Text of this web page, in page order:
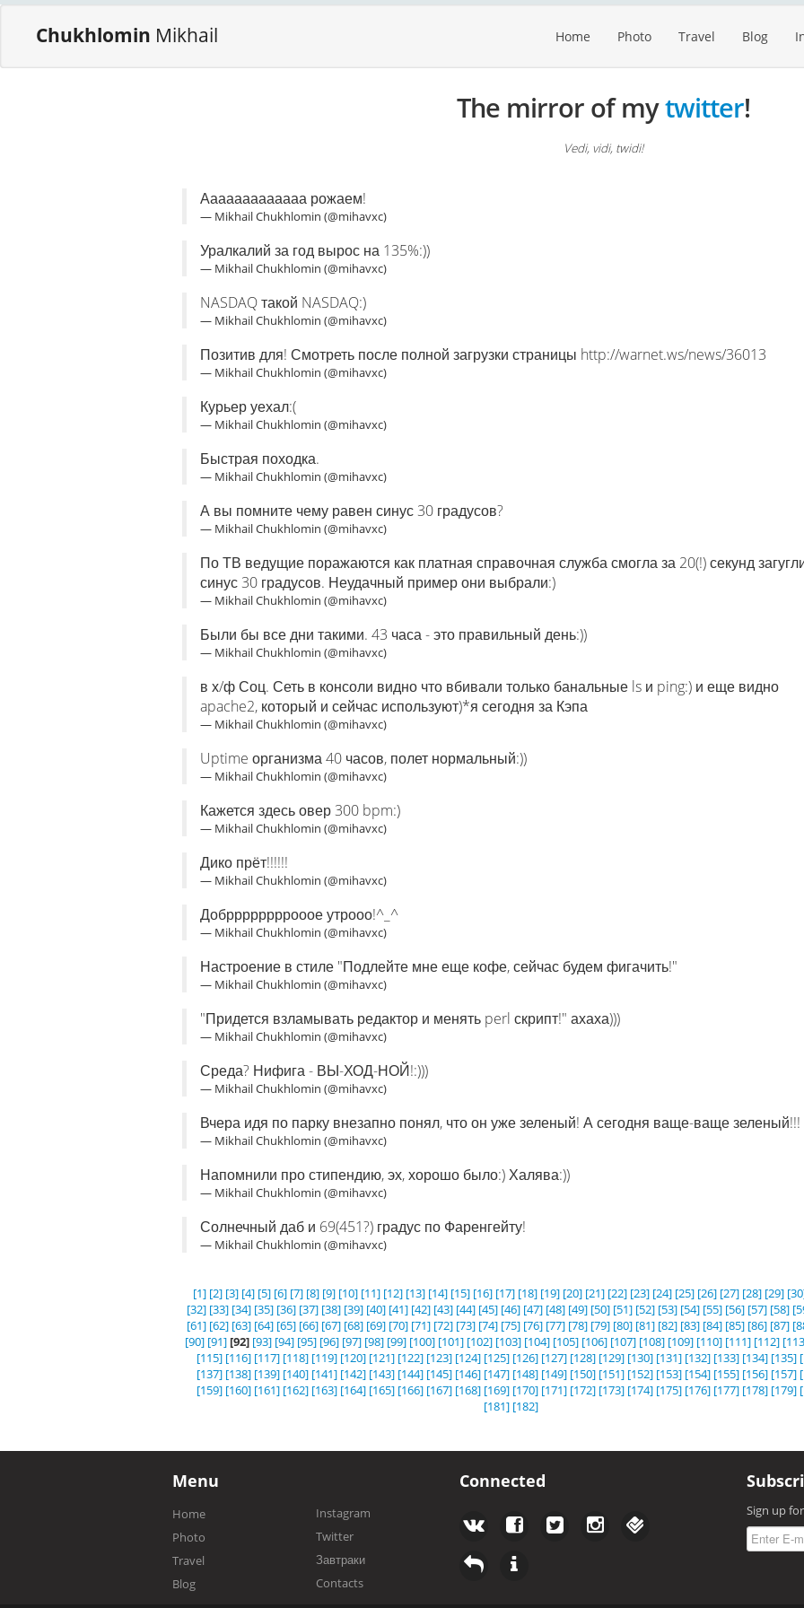
Chukhlomin Mikhail Home Photo Travel Blog
The mirror of mytwitter!
Vedi, vidi, twidi!
Ааааааааааааа рожаем!
— Mikhail Chukhlomin (@mihavxc)
Уралкалий за год вырос на 135%:))
— Mikhail Chukhlomin (@mihavxc)
NASDAQ такой NASDAQ:)
— Mikhail Chukhlomin (@mihavxc)
Позитив для! Смотреть после полной загрузки страницы http://warnet.ws/news/36013
— Mikhail Chukhlomin (@mihavxc)
Курьер уехал:(
— Mikhail Chukhlomin (@mihavxc)
Быстрая походка.
— Mikhail Chukhlomin (@mihavxc)
А вы помните чему равен синус 30 градусов?
— Mikhail Chukhlomin (@mihavxc)
По ТВ ведущие поражаются как платная справочная служба смогла за 20(!) секунд
синус 30 градусов. Неудачный пример они выбрали:)
— Mikhail Chukhlomin (@mihavxc)
Были бы все дни такими. 43 часа - это правильный день:))
— Mikhail Chukhlomin (@mihavxc)
в х/ф Соц. Сеть в консоли видно что вбивали только банальные ls и ping:) и еще видно
apache2, который и сейчас используют)*я сегодня за Кэпа
— Mikhail Chukhlomin (@mihavxc)
Uptime организма 40 часов, полет нормальный:))
— Mikhail Chukhlomin (@mihavxc)
Кажется здесь овер 300 bpm:)
— Mikhail Chukhlomin (@mihavxc)
Дико прёт!!!!!!
— Mikhail Chukhlomin (@mihavxc)
Добррррррррооое утрооо!^_^
— Mikhail Chukhlomin (@mihavxc)
Настроение в стиле "Подлейте мне еще кофе, сейчас будем фигачить!"
— Mikhail Chukhlomin (@mihavxc)
"Придется взламывать редактор и менять perl скрипт!" ахаха)))
— Mikhail Chukhlomin (@mihavxc)
Среда? Нифига - ВЫ-ХОД-НОЙ!:)))
— Mikhail Chukhlomin (@mihavxc)
Вчера идя по парку внезапно понял, что он уже зеленый! А сегодня ваще-ваще зеленый!!!
— Mikhail Chukhlomin (@mihavxc)
Напомнили про стипендию, эх, хорошо было:) Халява:))
— Mikhail Chukhlomin (@mihavxc)
Солнечный даб и 69(451?) градус по Фаренгейту!
— Mikhail Chukhlomin (@mihavxc)
[1] [2] [3] [4] [5] [6] [7] [8] [9] [10] [11] [12] [13] [14] [15] [16] [17] [18] [19] [20] [21] [22] [23] [24] [25] [26] [27] [28] [29]
[32] [33] [34] [35] [36] [37] [38] [39] [40] [41] [42] [43] [44] [45] [46] [47] [48] [49] [50] [51] [52] [53] [54] [55] [56] [57] [58]
[61] [62] [63] [64] [65] [66] [67] [68] [69] [70] [71] [72] [73] [74] [75] [76] [77] [78] [79] [80] [81] [82] [83] [84] [85] [86] [87]
[90] [91] [92] [93] [94] [95] [96] [97] [98] [99] [100] [101] [102] [103] [104] [105] [106] [107] [108] [109] [110] [111] [112]
[115] [116] [117] [118] [119] [120] [121] [122] [123] [124] [125] [126] [127] [128] [129] [130] [131] [132] [133] [134] [135]
[137] [138] [139] [140] [141] [142] [143] [144] [145] [146] [147] [148] [149] [150] [151] [152] [153] [154] [155] [156] [157]
[159] [160] [161] [162] [163] [164] [165] [166] [167] [168] [169] [170] [171] [172] [173] [174] [175] [176] [177] [178] [179]
[181] [182]
Menu
Home
Photo
Travel
Blog
Instagram
Twitter
Завтраки
Contacts
Connected
Sign up